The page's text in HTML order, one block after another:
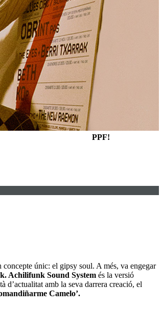
PPF!
únic: el gipsy soul. A més, va engegar
Achilifunk Sound System és la versió
d’actualitat amb la seva darrera creació, el
Camelo’.